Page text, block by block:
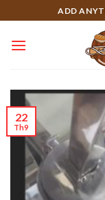
to
content
ADD
22
Th9